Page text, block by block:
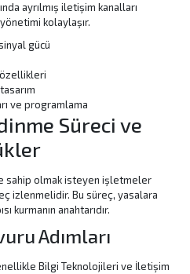
ayrılmış iletişim kanalları
kolaylaşır.
gücü
ve programlama
Süreci ve
sahip olmak isteyen işletmeler
izlenmelidir. Bu süreç, yasalara
kurmanın anahtarıdır.
Adımları
Bilgi Teknolojileri ve İletişim